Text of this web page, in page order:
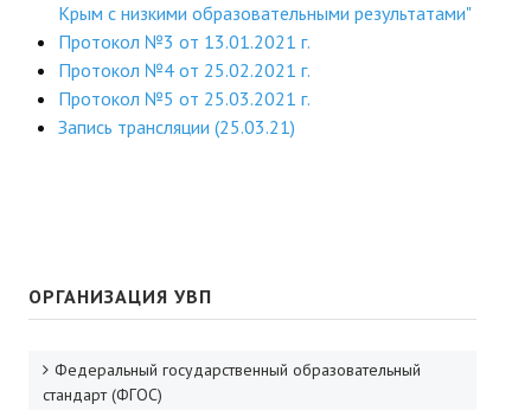
Крым с низкими образовательными результатами"
Протокол №3 от 13.01.2021 г.
Протокол №4 от 25.02.2021 г.
Протокол №5 от 25.03.2021 г.
Запись трансляции (25.03.21)
ОРГАНИЗАЦИЯ УВП
Федеральный государственный образовательный
стандарт (ФГОС)